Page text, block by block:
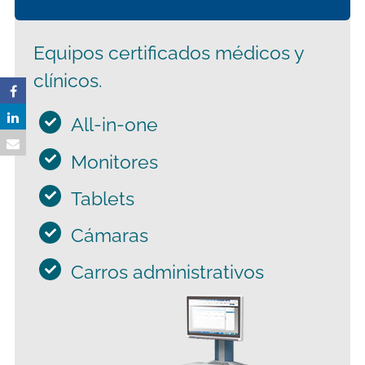
Equipos certificados médicos y
clínicos.
All-in-one
Monitores
Tablets
Cámaras
Carros administrativos